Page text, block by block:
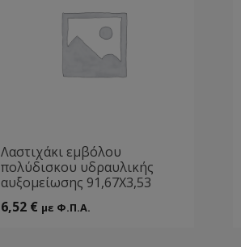
Λαστιχάκι εμβόλου
πολύδισκου υδραυλικής
αυξομείωσης 91,67Χ3,53
6,52 € με Φ.Π.Α.